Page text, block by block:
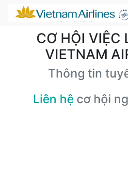
CƠ HỘI VIỆC
VIETNAM
Thông tin
Liên hệ cơ hội